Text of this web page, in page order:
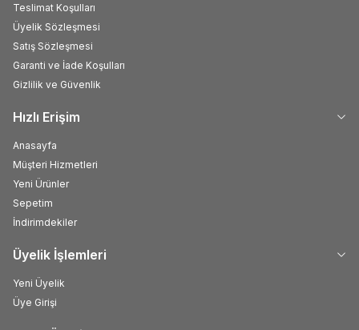
Teslimat Koşulları
Üyelik Sözleşmesi
Satış Sözleşmesi
Garanti ve İade Koşulları
Gizlilik ve Güvenlik
Hızlı Erişim
Anasayfa
Müşteri Hizmetleri
Yeni Ürünler
Sepetim
İndirimdekiler
Üyelik İşlemleri
Yeni Üyelik
Üye Girişi